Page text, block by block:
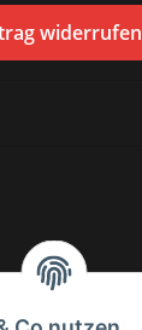
widerrufen